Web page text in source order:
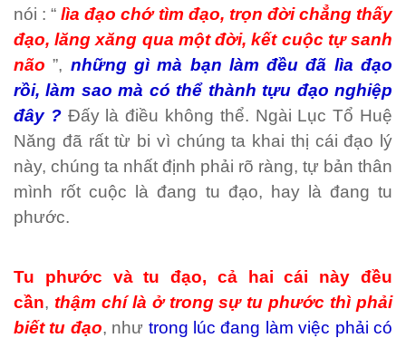
nói : “lìa đạo chớ tìm đạo, trọn đời chẳng thấy
đạo, lăng xăng qua một đời, kết cuộc tự sanh
não ”, những gì mà bạn làm đều đã lìa đạo
rồi, làm sao mà có thể thành tựu đạo nghiệp
đây ?Đấy là điều không thể. Ngài Lục Tổ Huệ
Năng đã rất từ bi vì chúng ta khai thị cái đạo lý
này, chúng ta nhất định phải rõ ràng, tự bản thân
mình rốt cuộc là đang tu đạo, hay là đang tu
phước.
Tu phước và tu đạo, cả hai cái này đều
cần, thậm chí là ở trong sự tu phước thì phải
biết tu đạo, như trong lúc đang làm việc phải có